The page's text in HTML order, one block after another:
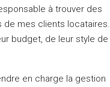
à trouver des
de mes clients locataires.
budget, de leur style de
en charge la gestion